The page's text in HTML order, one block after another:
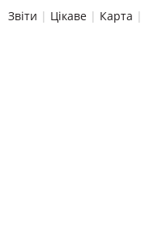
Звіти | Цікаве | Карта |